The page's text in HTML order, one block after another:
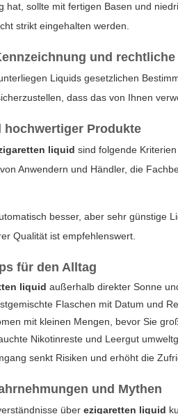
hat, sollte mit fertigen Basen und
strikt eingehalten werden.
und
Liquids gesetzlichen
dass das von Ihnen
hochwertiger Produkte
liquid sind folgende
Anwendern und Händler, die
besser, aber sehr günstige
Qualität ist empfehlenswert.
für den Alltag
liquid außerhalb direkter Sonne
Flaschen mit Datum und
mit kleinen Mengen, bevor Sie
Nikotinreste und Leergut
senkt Risiken und erhöht die
und Mythen
überezigaretten liquid